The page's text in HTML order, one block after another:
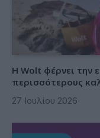
Η Wolt φέρνει την
περισσότερους
27 Ιουλίου 2026